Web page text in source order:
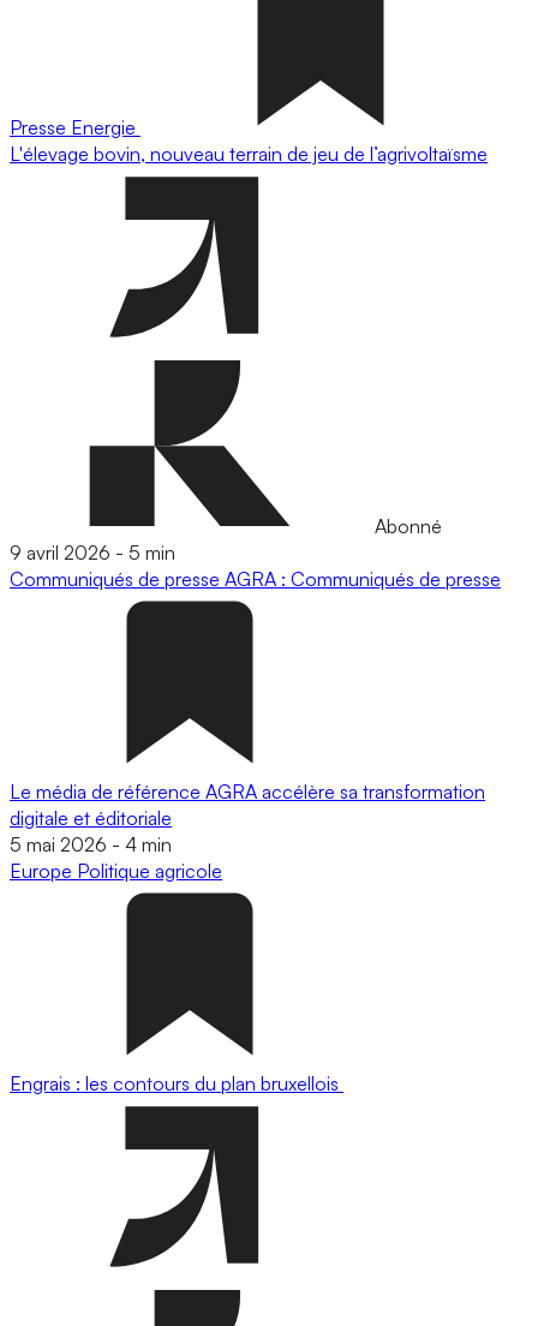
Presse Energie
L'élevage bovin, nouveau terrain de jeu de l’agrivoltaïsme
Abonné
9 avril 2026 - 5 min
Communiqués de presse AGRA : Communiqués de presse
Le média de référence AGRA accélère sa transformation
digitale et éditoriale
5 mai 2026 - 4 min
Europe Politique agricole
Engrais : les contours du plan bruxellois